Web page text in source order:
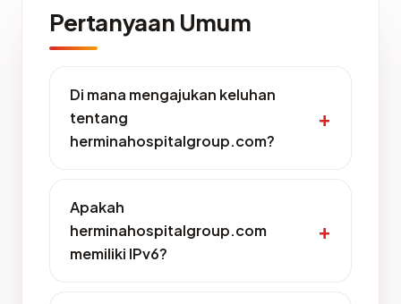
Pertanyaan Umum
Di mana mengajukan keluhan
tentang
herminahospitalgroup.com?
Apakah
herminahospitalgroup.com
memiliki IPv6?